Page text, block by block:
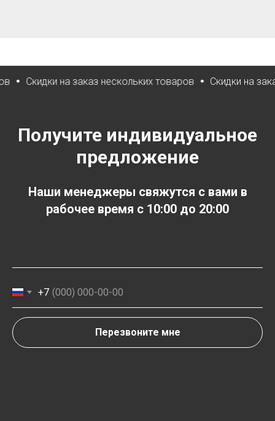
на заказ нескольких товаров Скидки на заказ
Получите индивидуальное
предложение
Наши менеджеры свяжутся с вами в
рабочее время с 10:00 до 20:00
+7
Перезвоните мне